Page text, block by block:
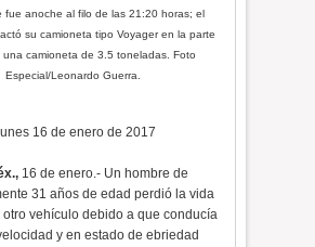
fue anoche al filo de las 21:20 horas; el
su camioneta tipo Voyager en la parte
una camioneta de 3.5 toneladas. Foto
Especial/Leonardo Guerra.
16 de enero de 2017
16 de enero.- Un hombre de
31 años de edad perdió la vida
otro vehículo debido a que conducía
y en estado de ebriedad